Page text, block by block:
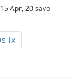
15 Apr, 20 savol
ix